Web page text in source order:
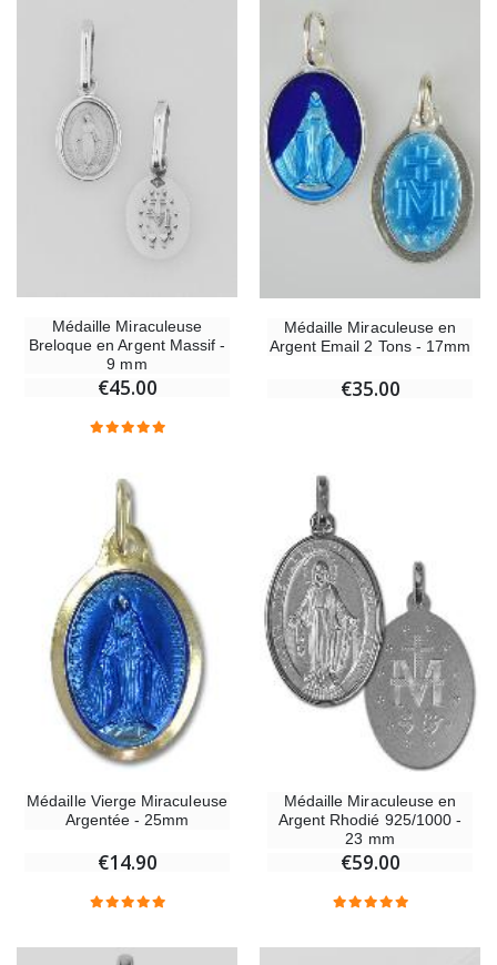
Médaille Miraculeuse
Breloque en Argent Massif -
9 mm
€45.00
Médaille Miraculeuse en
Argent Email 2 Tons - 17mm
€35.00
Médaille Vierge Miraculeuse
Argentée - 25mm
€14.90
Médaille Miraculeuse en
Argent Rhodié 925/1000 -
23 mm
€59.00